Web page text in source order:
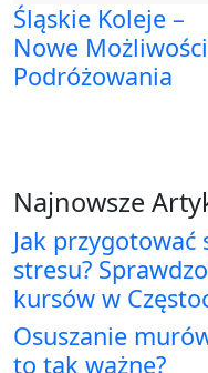
Śląskie Koleje –
Nowe Możliwości
Podróżowania
Najnowsze
Jak
stresu?
kursów w
Osuszanie
to tak ważne?